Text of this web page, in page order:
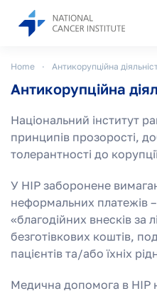
Home Антикорупційна
Антикорупційна
Національний інститут
принципів прозорості,
толерантності до
У НІР заборонене
неформальних платежів
«благодійних внесків за
безготівкових коштів,
пацієнтів та/або їхніх
Медична допомога в НІР